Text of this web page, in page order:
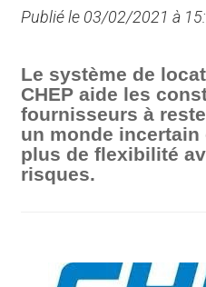
Publié le 03/02/2021 à
Le système de
CHEP aide les
fournisseurs à
un monde
plus de flexibilité
risques.